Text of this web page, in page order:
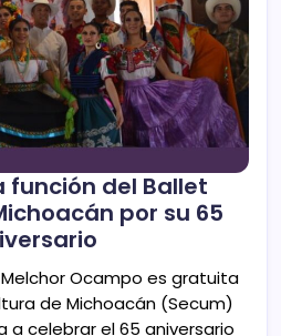
función del Ballet
por su 65
Ocampo es gratuita
de Michoacán (Secum)
a celebrar el 65 aniversario